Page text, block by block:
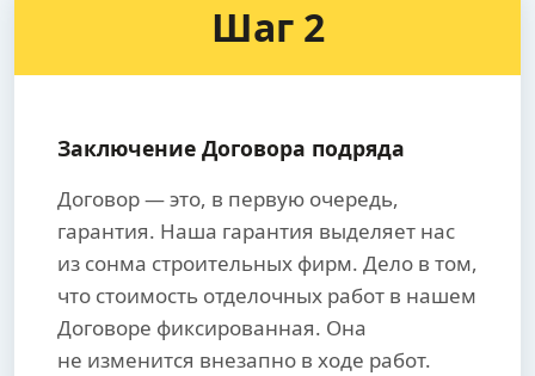
Шаг 2
Заключение Договора подряда
Договор — это, в первую очередь,
гарантия. Наша гарантия выделяет нас
из сонма строительных фирм. Дело в том,
что стоимость отделочных работ в нашем
Договоре фиксированная. Она
не изменится внезапно в ходе работ.